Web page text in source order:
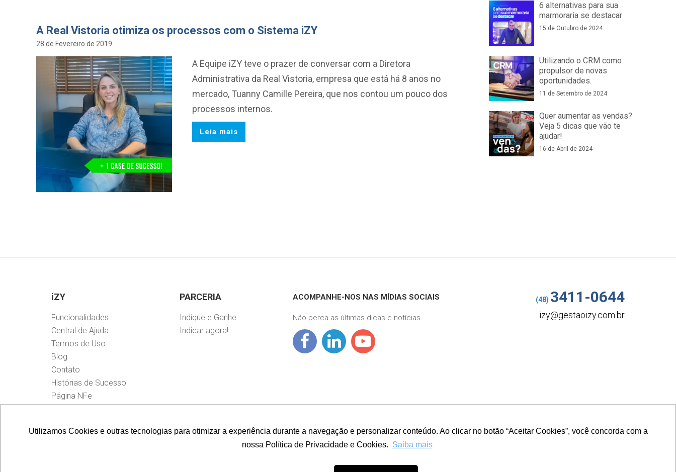
Utilizamos Cookies e outras tecnologias para otimizar a experiência durante a navegação e personalizar conteúdo. Ao clicar no botão “Aceitar Cookies”, você concorda com a
nossa Política de Privacidade e Cookies. Saiba mais
A Real Vistoria otimiza os processos com o Sistema iZY
28 de Fevereiro de 2019
A Equipe iZY teve o prazer de conversar com a Diretora
Administrativa da Real Vistoria, empresa que está há 8 anos no
mercado, Tuanny Camille Pereira, que nos contou um pouco dos
processos internos.
Leia mais
6 alternativas para sua
marmoraria se destacar
15 de Outubro de 2024
Utilizando o CRM como
propulsor de novas
oportunidades.
11 de Setembro de 2024
Quer aumentar as vendas?
Veja 5 dicas que vão te
ajudar!
16 de Abril de 2024
iZY
Funcionalidades
Central de Ajuda
Termos de Uso
Blog
Contato
Histórias de Sucesso
Página NFe
PARCERIA
Indique e Ganhe
Indicar agora!
ACOMPANHE-NOS NAS MÍDIAS SOCIAIS
Não perca as últimas dicas e notícias.
(48) 3411-0644
izy@gestaoizy.com.br